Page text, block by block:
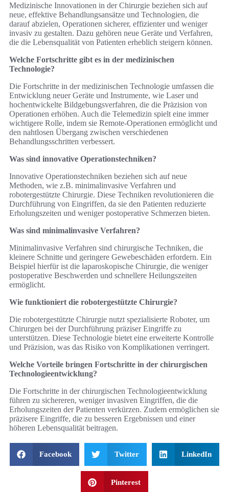
Medizinische Innovationen in der Chirurgie beziehen sich auf
neue, effektive Behandlungsansätze und Technologien, die
darauf abzielen, Operationen sicherer, effizienter und weniger
invasiv zu gestalten. Dazu gehören neue Geräte und Verfahren,
die die Lebensqualität von Patienten erheblich steigern können.
Welche Fortschritte gibt es in der medizinischen
Technologie?
Die Fortschritte in der medizinischen Technologie umfassen die
Entwicklung neuer Geräte und Instrumente, wie Laser und
hochentwickelte Bildgebungsverfahren, die die Präzision von
Operationen erhöhen. Auch die Telemedizin spielt eine immer
wichtigere Rolle, indem sie Remote-Operationen ermöglicht und
den nahtlosen Übergang zwischen verschiedenen
Behandlungsschritten verbessert.
Was sind innovative Operationstechniken?
Innovative Operationstechniken beziehen sich auf neue
Methoden, wie z.B. minimalinvasive Verfahren und
robotergestützte Chirurgie. Diese Techniken revolutionieren die
Durchführung von Eingriffen, da sie den Patienten reduzierte
Erholungszeiten und weniger postoperative Schmerzen bieten.
Was sind minimalinvasive Verfahren?
Minimalinvasive Verfahren sind chirurgische Techniken, die
kleinere Schnitte und geringere Gewebeschäden erfordern. Ein
Beispiel hierfür ist die laparoskopische Chirurgie, die weniger
postoperative Beschwerden und schnellere Heilungszeiten
ermöglicht.
Wie funktioniert die robotergestützte Chirurgie?
Die robotergestützte Chirurgie nutzt spezialisierte Roboter, um
Chirurgen bei der Durchführung präziser Eingriffe zu
unterstützen. Diese Technologie bietet eine erweiterte Kontrolle
und Präzision, was das Risiko von Komplikationen verringert.
Welche Vorteile bringen Fortschritte in der chirurgischen
Technologieentwicklung?
Die Fortschritte in der chirurgischen Technologieentwicklung
führen zu sichereren, weniger invasiven Eingriffen, die die
Erholungszeiten der Patienten verkürzen. Zudem ermöglichen sie
präzisere Eingriffe, die zu besseren Ergebnissen und einer
höheren Lebensqualität beitragen.
Facebook Twitter LinkedIn
Pinterest